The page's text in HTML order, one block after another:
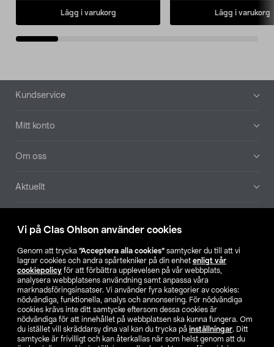
Vi på Clas Ohlson använder cookies
Genom att trycka ”Acceptera alla cookies” samtycker du till att vi
lagrar cookies och andra spårtekniker på din enhet enligt vår
cookiepolicy för att förbättra upplevelsen på vår webbplats,
analysera webbplatsens användning samt anpassa våra
marknadsföringsinsatser. Vi använder fyra kategorier av cookies:
nödvändiga, funktionella, analys och annonsering. För nödvändiga
cookies krävs inte ditt samtycke eftersom dessa cookies är
nödvändiga för att innehållet på webbplatsen ska kunna fungera. Om
du istället vill skräddarsy dina val kan du trycka på inställningar. Ditt
samtycke är frivilligt och kan återkallas när som helst genom att du
Lägg i varukorg Lägg i varukorg
Sidfot
Kundservice
Mitt konto
Om oss
Aktuellt
Hitta butik
SE NO FI